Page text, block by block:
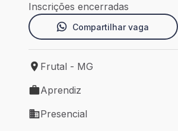
Inscrições encerradas
Compartilhar vaga
Local de trabalho: Frutal - MG
Frutal - MG
Tipo de vaga: Aprendiz
Aprendiz
Modelo de trabalho: Presencial
Presencial